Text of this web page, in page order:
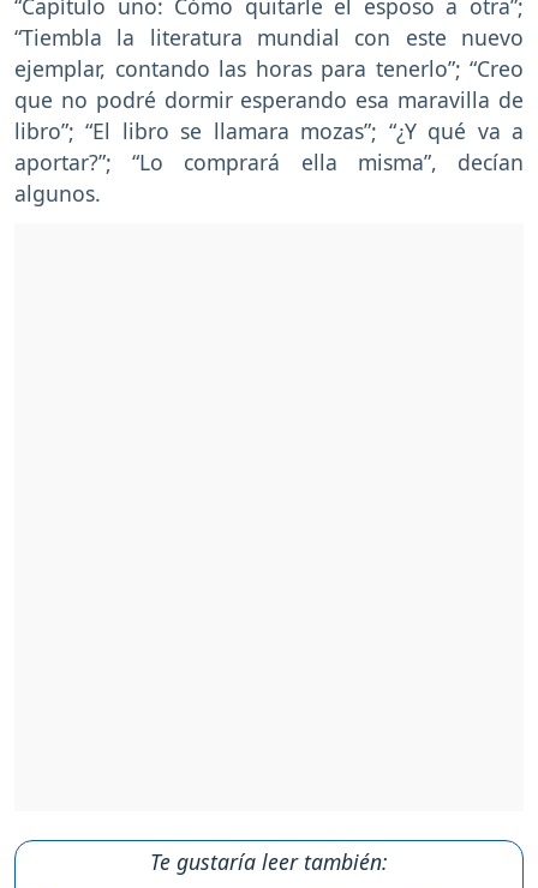
“Tiembla la literatura mundial con este nuevo
ejemplar, contando las horas para tenerlo”; “Creo
que no podré dormir esperando esa maravilla de
libro”; “El libro se llamara mozas”; “¿Y qué va a
aportar?”; “Lo comprará ella misma”, decían
algunos.
Te gustaría leer también: